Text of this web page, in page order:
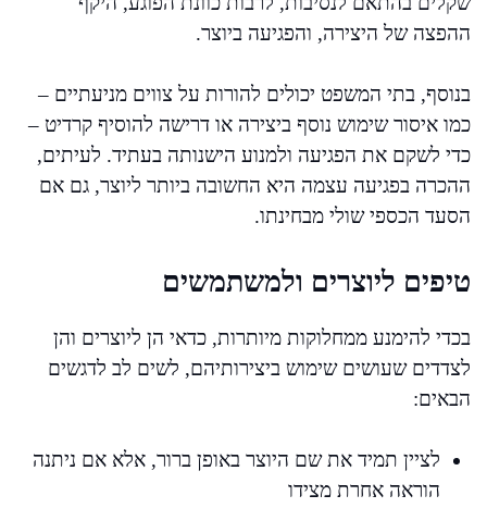
ההפצה של היצירה, והפגיעה ביוצר.
בנוסף, בתי המשפט יכולים להורות על צווים מניעתיים –
כמו איסור שימוש נוסף ביצירה או דרישה להוסיף קרדיט –
כדי לשקם את הפגיעה ולמנוע הישנותה בעתיד. לעיתים,
ההכרה בפגיעה עצמה היא החשובה ביותר ליוצר, גם אם
הסעד הכספי שולי מבחינתו.
טיפים ליוצרים ולמשתמשים
בכדי להימנע ממחלוקות מיותרות, כדאי הן ליוצרים והן
לצדדים שעושים שימוש ביצירותיהם, לשים לב לדגשים
הבאים:
לציין תמיד את שם היוצר באופן ברור, אלא אם ניתנה
הוראה אחרת מצידו